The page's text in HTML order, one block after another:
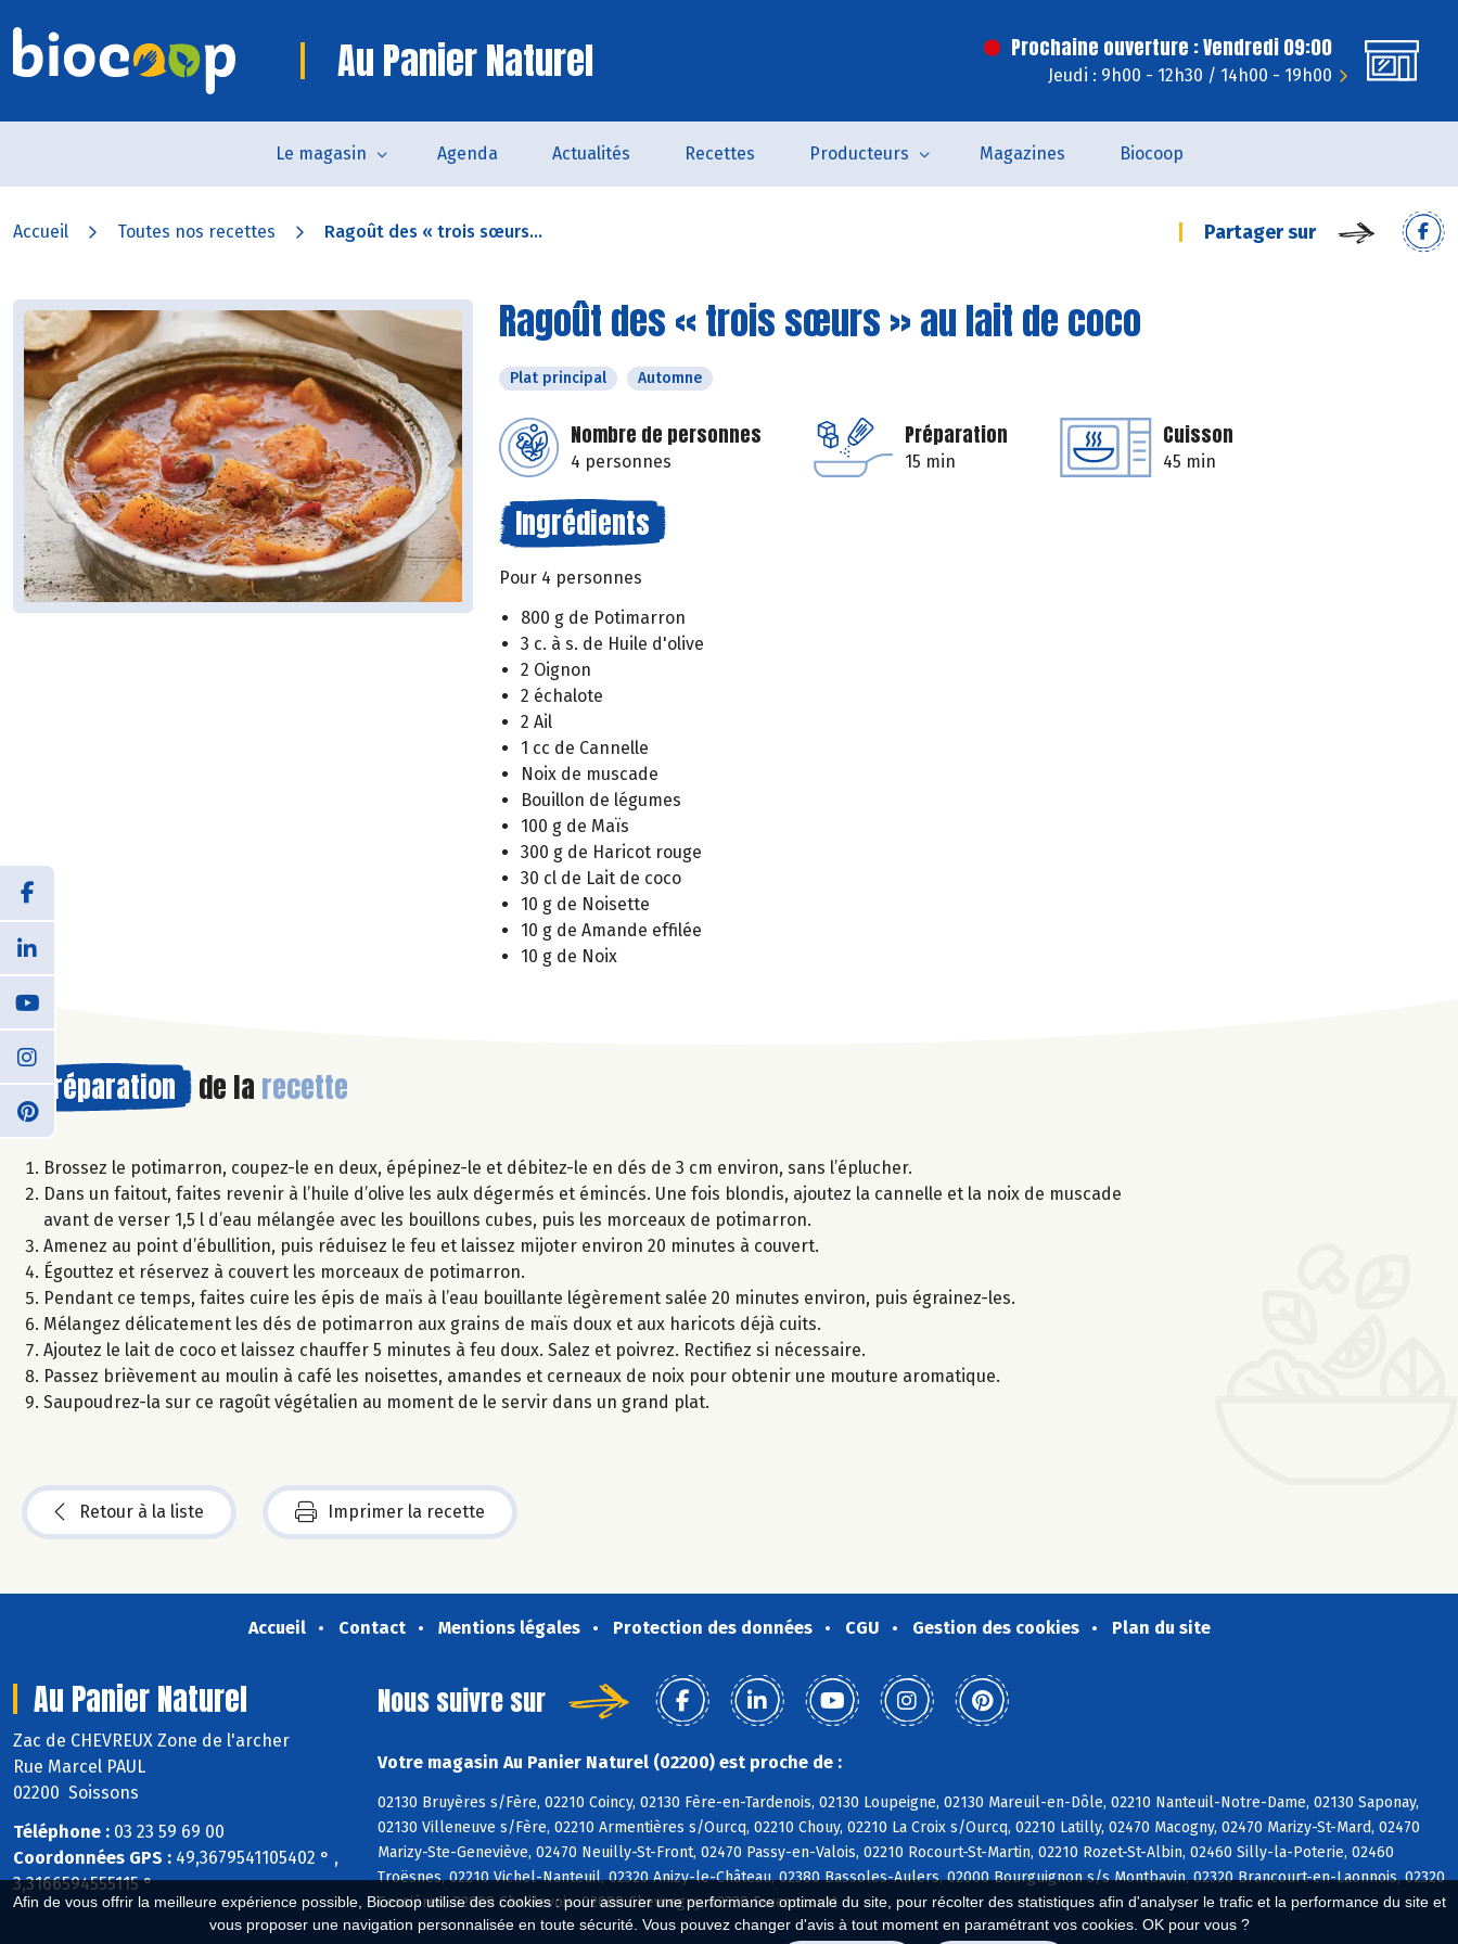
Afin de vous offrir la meilleure expérience possible, Biocoop utilise des cookies : pour assurer une performance optimale du site, pour récolter des statistiques afin d'analyser le trafic et la performance du site et
vous proposer une navigation personnalisée en toute sécurité. Vous pouvez changer d'avis à tout moment en paramétrant vos cookies. OK pour vous ?
Au Panier Naturel Prochaine ouverture : Vendredi 09:00
Jeudi : 9h00 - 12h30 / 14h00 - 19h00
Le magasin Agenda Actualités Recettes Producteurs Magazines Biocoop
Accueil Toutes nos recettes Ragoût des « trois sœurs... Partager sur
Ragoût des « trois sœurs » au lait de coco
Plat principal Automne
Nombre de personnes
4 personnes
Préparation
15 min
Cuisson
45 min
Ingrédients
Pour 4 personnes
800 g de Potimarron
3 c. à s. de Huile d'olive
2 Oignon
2 échalote
2 Ail
1 cc de Cannelle
Noix de muscade
Bouillon de légumes
100 g de Maïs
300 g de Haricot rouge
30 cl de Lait de coco
10 g de Noisette
10 g de Amande effilée
10 g de Noix
Préparation de la recette
Brossez le potimarron, coupez-le en deux, épépinez-le et débitez-le en dés de 3 cm environ, sans l’éplucher.
Dans un faitout, faites revenir à l’huile d’olive les aulx dégermés et émincés. Une fois blondis, ajoutez la cannelle et la noix de muscade
avant de verser 1,5 l d’eau mélangée avec les bouillons cubes, puis les morceaux de potimarron.
Amenez au point d’ébullition, puis réduisez le feu et laissez mijoter environ 20 minutes à couvert.
Égouttez et réservez à couvert les morceaux de potimarron.
Pendant ce temps, faites cuire les épis de maïs à l’eau bouillante légèrement salée 20 minutes environ, puis égrainez-les.
Mélangez délicatement les dés de potimarron aux grains de maïs doux et aux haricots déjà cuits.
Ajoutez le lait de coco et laissez chauffer 5 minutes à feu doux. Salez et poivrez. Rectifiez si nécessaire.
Passez brièvement au moulin à café les noisettes, amandes et cerneaux de noix pour obtenir une mouture aromatique.
Saupoudrez-la sur ce ragoût végétalien au moment de le servir dans un grand plat.
Retour à la liste Imprimer la recette
Accueil Contact Mentions légales Protection des données CGU Gestion des cookies Plan du site
Au Panier Naturel
Zac de CHEVREUX Zone de l'archer
Rue Marcel PAUL
02200 Soissons
Téléphone : 03 23 59 69 00
Coordonnées GPS : 49,3679541105402 ° ,
3,3166594555115 °
Nous suivre sur
Votre magasin Au Panier Naturel (02200) est proche de :
02130 Bruyères s/Fère, 02210 Coincy, 02130 Fère-en-Tardenois, 02130 Loupeigne, 02130 Mareuil-en-Dôle, 02210 Nanteuil-Notre-Dame, 02130 Saponay,
02130 Villeneuve s/Fère, 02210 Armentières s/Ourcq, 02210 Chouy, 02210 La Croix s/Ourcq, 02210 Latilly, 02470 Macogny, 02470 Marizy-St-Mard, 02470
Marizy-Ste-Geneviève, 02470 Neuilly-St-Front, 02470 Passy-en-Valois, 02210 Rocourt-St-Martin, 02210 Rozet-St-Albin, 02460 Silly-la-Poterie, 02460
Troësnes, 02210 Vichel-Nanteuil, 02320 Anizy-le-Château, 02380 Bassoles-Aulers, 02000 Bourguignon s/s Montbavin, 02320 Brancourt-en-Laonnois, 02320
Cessières, 02000 Chaillevois, 02000 Chevregny, 02320 Faucoucourt